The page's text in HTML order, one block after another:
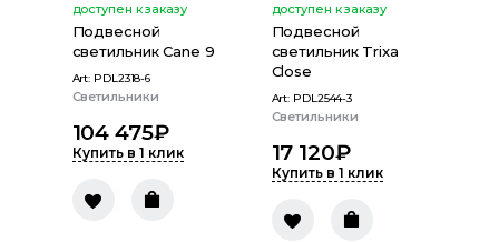
доступен к заказу
Подвесной
светильник Cane 9
Art: PDL2318-6
Светильники
104 475₽
Купить в 1 клик
доступен к заказу
Подвесной
светильник Trixa
Close
Art: PDL2544-3
Светильники
17 120₽
Купить в 1 клик